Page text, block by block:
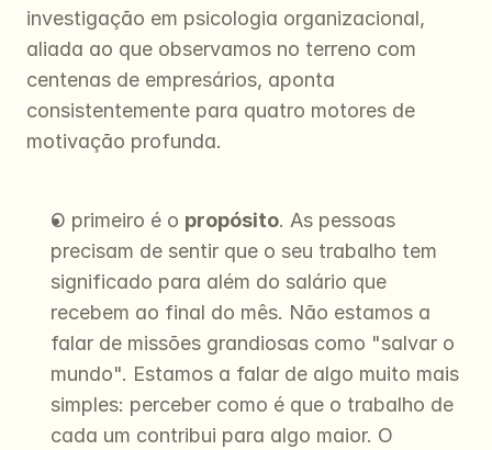
investigação em psicologia organizacional,
aliada ao que observamos no terreno com
centenas de empresários, aponta
consistentemente para quatro motores de
motivação profunda.
O primeiro é o propósito. As pessoas
precisam de sentir que o seu trabalho tem
significado para além do salário que
recebem ao final do mês. Não estamos a
falar de missões grandiosas como "salvar o
mundo". Estamos a falar de algo muito mais
simples: perceber como é que o trabalho de
cada um contribui para algo maior. O